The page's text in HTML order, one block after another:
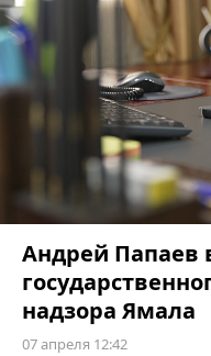
Андрей Папаев
надзора Ямала
07 апреля 12:42